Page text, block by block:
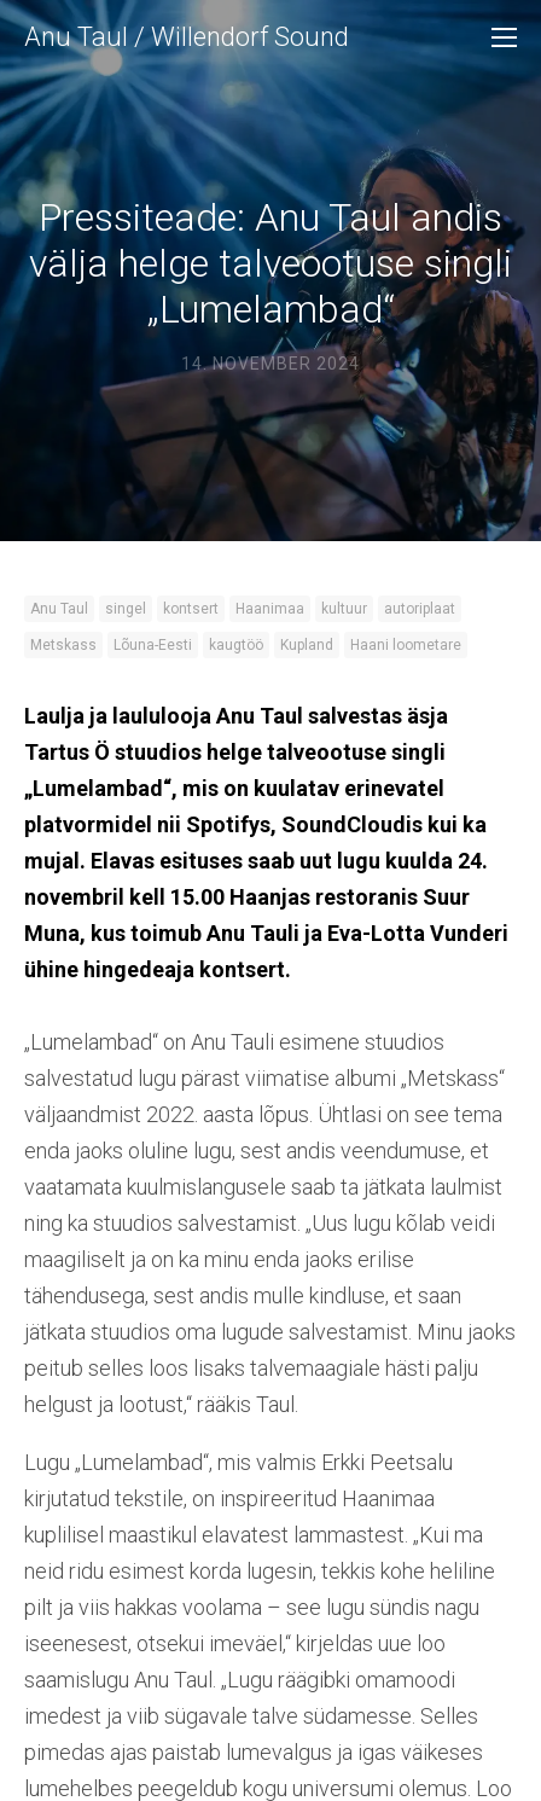
Anu Taul / Willendorf Sound
Pressiteade: Anu Taul andis
välja helge talveootuse singli
„Lumelambad“
14. NOVEMBER 2024
Anu Taul singel kontsert Haanimaa kultuur autoriplaat
Metskass Lõuna-Eesti kaugtöö Kupland Haani loometare
Laulja ja laululooja Anu Taul salvestas äsja
Tartus Ö stuudios helge talveootuse singli
„Lumelambad“, mis on kuulatav erinevatel
platvormidel nii Spotifys, SoundCloudis kui ka
mujal. Elavas esituses saab uut lugu kuulda 24.
novembril kell 15.00 Haanjas restoranis Suur
Muna, kus toimub Anu Tauli ja Eva-Lotta Vunderi
ühine hingedeaja kontsert.
„Lumelambad“ on Anu Tauli esimene stuudios
salvestatud lugu pärast viimatise albumi „Metskass“
väljaandmist 2022. aasta lõpus. Ühtlasi on see tema
enda jaoks oluline lugu, sest andis veendumuse, et
vaatamata kuulmislangusele saab ta jätkata laulmist
ning ka stuudios salvestamist. „Uus lugu kõlab veidi
maagiliselt ja on ka minu enda jaoks erilise
tähendusega, sest andis mulle kindluse, et saan
jätkata stuudios oma lugude salvestamist. Minu jaoks
peitub selles loos lisaks talvemaagiale hästi palju
helgust ja lootust,“ rääkis Taul.
Lugu „Lumelambad“, mis valmis Erkki Peetsalu
kirjutatud tekstile, on inspireeritud Haanimaa
kuplilisel maastikul elavatest lammastest. „Kui ma
neid ridu esimest korda lugesin, tekkis kohe heliline
pilt ja viis hakkas voolama – see lugu sündis nagu
iseenesest, otsekui imeväel,“ kirjeldas uue loo
saamislugu Anu Taul. „Lugu räägibki omamoodi
imedest ja viib sügavale talve südamesse. Selles
pimedas ajas paistab lumevalgus ja igas väikeses
lumehelbes peegeldub kogu universumi olemus. Loo